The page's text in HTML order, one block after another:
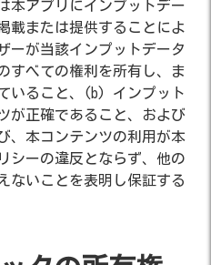
本アプリにインプットデー
載または提供することによ
ーが当該インプットデータ
すべての権利を所有し、ま
いること、(b) インプット
が正確であること、および
、本コンテンツの利用が本
シーの違反とならず、他の
ないことを表明し保証する